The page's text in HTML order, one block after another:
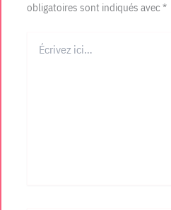
obligatoires sont indiqués avec*
ici…